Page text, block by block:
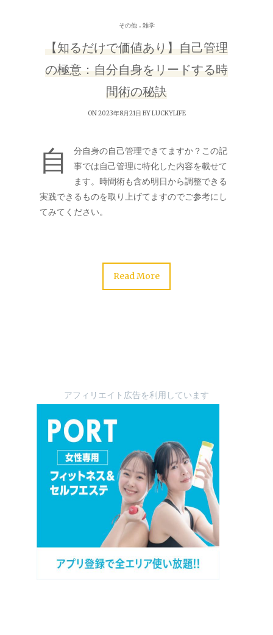
その他. 雑学
【知るだけで価値あり】自己管理
の極意：自分自身をリードする時
間術の秘訣
ON 2023年8月21日 BYLUCKYLIFE
自
分自身の自己管理できてますか？この記
事では自己管理に特化した内容を載せて
ます。時間術も含め明日から調整できる
実践できるものを取り上げてますのでご参考にし
てみてください。
Read More
アフィリエイト広告を利用しています